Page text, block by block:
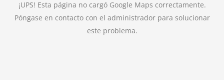
¡UPS! Esta página no cargó Google Maps correctamente.
Póngase en contacto con el administrador para solucionar
este problema.